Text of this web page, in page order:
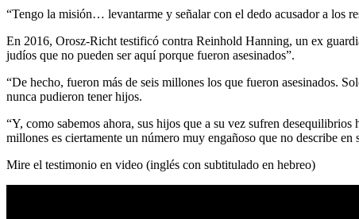
“Tengo la misión… levantarme y señalar con el dedo acusador a los
En 2016, Orosz-Richt testificó contra Reinhold Hanning, un ex
judíos que no pueden ser aquí porque fueron asesinados”.
“De hecho, fueron más de seis millones los que fueron asesinados.
nunca pudieron tener hijos.
“Y, como sabemos ahora, sus hijos que a su vez sufren
millones es ciertamente un número muy engañoso que no describe
Mire el testimonio en video (inglés con subtitulado en hebreo)